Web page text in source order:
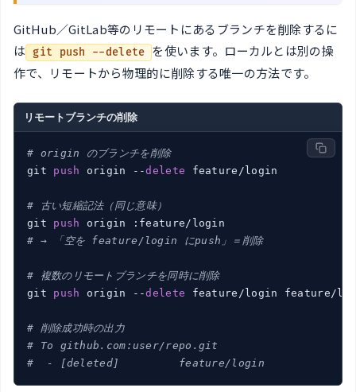
GitHub／GitLab等のリモートにあるブランチを削除するに
は
git push --delete
を使います。ローカルとは別の操
作で、リモートから物理的に削除する唯一の方法です。
リモートブランチの削除
# origin のブランチを削除
git push origin --delete feature/login
# 古い短縮記法（同じ意味）
git push
# → 「空を feature/login にpush」＝削除
# 複数のリモートブランチを同時に削除
git push origin --delete feature/login feature/
# 削除成功時の出力
# To github.com:user/repo.git
#  - [deleted]         feature/login